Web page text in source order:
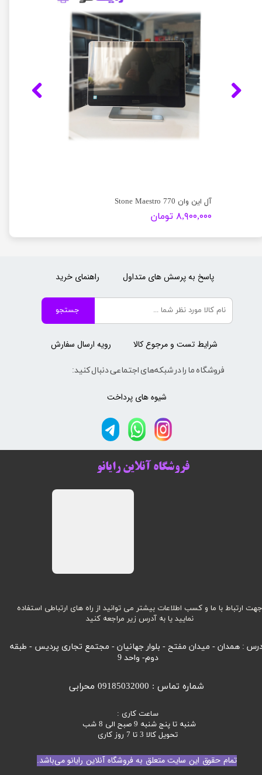
آل این وان Stone Maestro 770
۸,۹۰۰,۰۰۰ تومان
تمام حقوق این سایت متعلق به فروشگاه آنلاین رایانو می‌باشد.
جهت ارتباط با ما و کسب اطلاعات بیشتر می توانید از راه های ارتباطی استفاده
نمایید یا به آدرس زیر مراجعه کنید
: همدان - میدان مفتح - بلوار جهانیان - مجتمع تجاری پردیس - طبقه
دوم- واحد 9
ساعت کاری :
شنبه تا پنج شنبه 9 صبح الی 8 شب
تحویل کالا 3 تا 7 روز کاری
شماره تماس : 09185032000 محرابی
فروشگاه آنلاین رایانو
جستجو
فروشگاه ما را در شبکه‌های اجتماعی دنبال کنید:
رویه ارسال سفارش
راهنمای خرید
شیوه های پرداخت
پاسخ به پرسش های متداول
شرایط تست و مرجوع کالا